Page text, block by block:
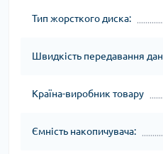
Тип жорсткого диска:
Швидкість передавання
Країна-виробник товару
Ємність накопичувача: